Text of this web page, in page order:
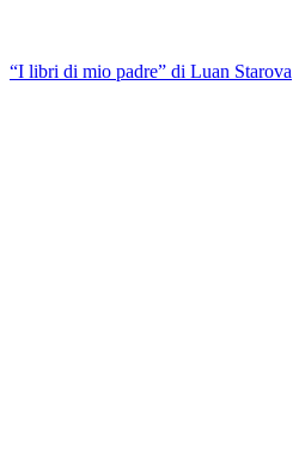
“I libri di mio padre” di Luan Starova